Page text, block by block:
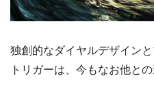
独創的なダイヤルデザイン
トリガーは、今もなお他と